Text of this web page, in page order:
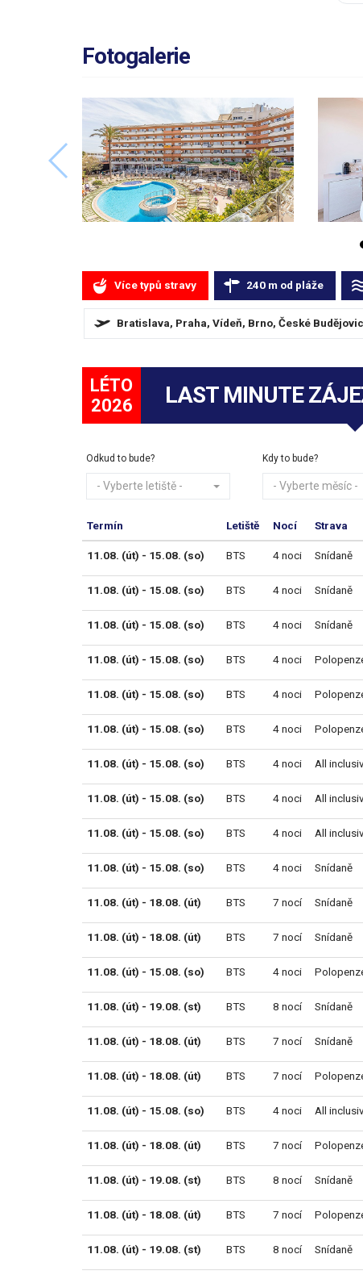
Fotogalerie
Více typů stravy 240 m od pláže
Bratislava, Praha, Vídeň, Brno, České
LÉTO
2026
LAST MINUTE
Odkud to bude?
- Vyberte letiště -
Kdy to bude?
- Vyberte měsíc -
Termín Letiště Nocí Strava
11.08. (út) - 15.08. (so) BTS 4 noci Snídaně
11.08. (út) - 15.08. (so) BTS 4 noci Snídaně
11.08. (út) - 15.08. (so) BTS 4 noci Snídaně
11.08. (út) - 15.08. (so) BTS 4 noci
11.08. (út) - 15.08. (so) BTS 4 noci
11.08. (út) - 15.08. (so) BTS 4 noci
11.08. (út) - 15.08. (so) BTS 4 noci All
11.08. (út) - 15.08. (so) BTS 4 noci All
11.08. (út) - 15.08. (so) BTS 4 noci All
11.08. (út) - 15.08. (so) BTS 4 noci Snídaně
11.08. (út) - 18.08. (út) BTS 7 nocí Snídaně
11.08. (út) - 18.08. (út) BTS 7 nocí Snídaně
11.08. (út) - 15.08. (so) BTS 4 noci
11.08. (út) - 19.08. (st) BTS 8 nocí Snídaně
11.08. (út) - 18.08. (út) BTS 7 nocí Snídaně
11.08. (út) - 18.08. (út) BTS 7 nocí
11.08. (út) - 15.08. (so) BTS 4 noci All
11.08. (út) - 18.08. (út) BTS 7 nocí
11.08. (út) - 19.08. (st) BTS 8 nocí Snídaně
11.08. (út) - 18.08. (út) BTS 7 nocí
11.08. (út) - 19.08. (st) BTS 8 nocí Snídaně